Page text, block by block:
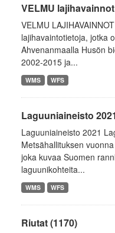
VELMU lajihavainnot
VELMU
lajihavaintotietoja, jotka
Ahvenanmaalla Husön
2002-2015 ja...
WMS WFS
Laguuniaineisto 2021
Laguuniaineisto 2021
Metsähallituksen
joka kuvaa Suomen
laguunikohteita...
WMS WFS
Riutat (1170)